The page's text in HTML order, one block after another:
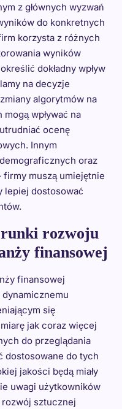
z głównych wyzwań
do konkretnych
korzysta z różnych
wyników
dokładny wpływ
na decyzje
algorytmów na
wpływać na
ocenę
Innym
oraz
muszą umiejętnie
lepiej dostosować
rozwoju
finansowej
finansowej
się
jak coraz więcej
do przeglądania
dostosowane do tych
jakości będą miały
uwagi użytkowników
rozwój sztucznej